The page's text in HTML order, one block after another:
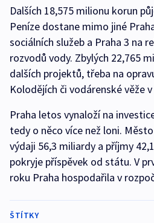
Dalších 18,575 milionu korun
Peníze dostane mimo jiné
sociálních služeb a Praha 3 na
rozvodů vody. Zbylých 22,765
dalších projektů, třeba na
Kolodějích či vodárenské věže
Praha letos vynaloží na
tedy o něco více než loni.
výdaji 56,3 miliardy a příjmy
pokryje příspěvek od státu. V
roku Praha hospodařila v
ŠTÍTKY